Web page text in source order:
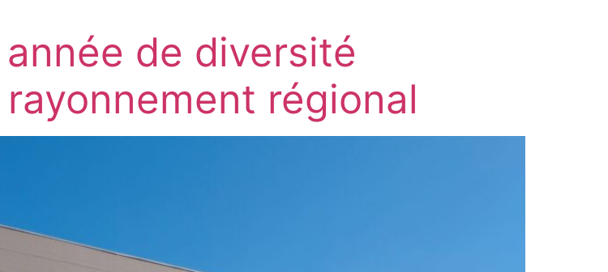
de diversité
régional